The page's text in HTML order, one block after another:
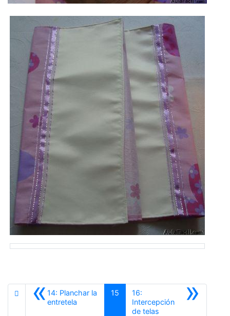
«14: Planchar la
entretela
15 »
16:
Intercepción
de telas